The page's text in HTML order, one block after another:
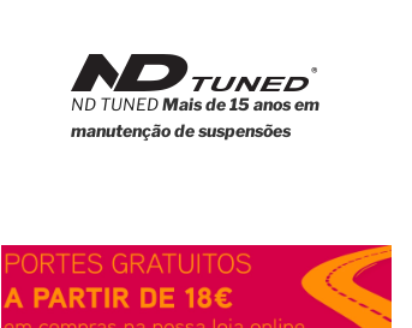
ND TUNEDMais de 15 anos em
manutenção de suspensões